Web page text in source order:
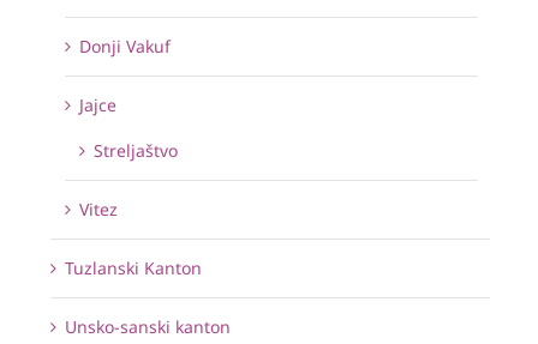
Donji Vakuf
Jajce
Streljaštvo
Vitez
Tuzlanski Kanton
Unsko-sanski kanton